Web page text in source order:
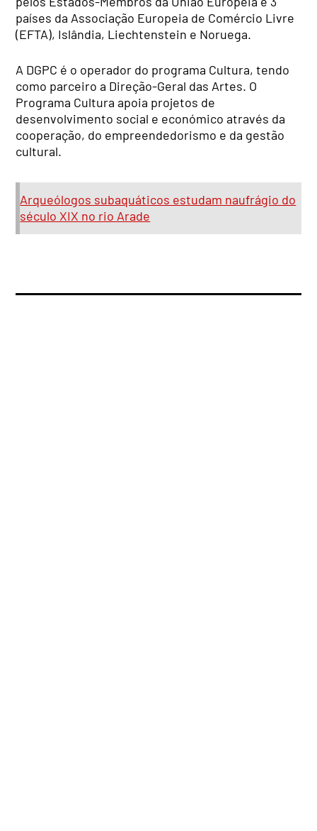
países da Associação Europeia de Comércio Livre
(EFTA), Islândia, Liechtenstein e Noruega.
A DGPC é o operador do programa Cultura, tendo
como parceiro a Direção-Geral das Artes. O
Programa Cultura apoia projetos de
desenvolvimento social e económico através da
cooperação, do empreendedorismo e da gestão
cultural.
Arqueólogos subaquáticos estudam naufrágio do
século XIX no rio Arade